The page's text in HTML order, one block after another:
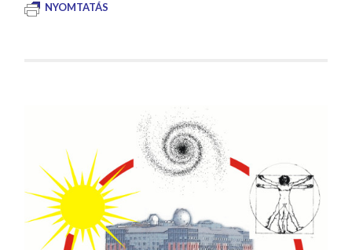
NYOMTATÁS